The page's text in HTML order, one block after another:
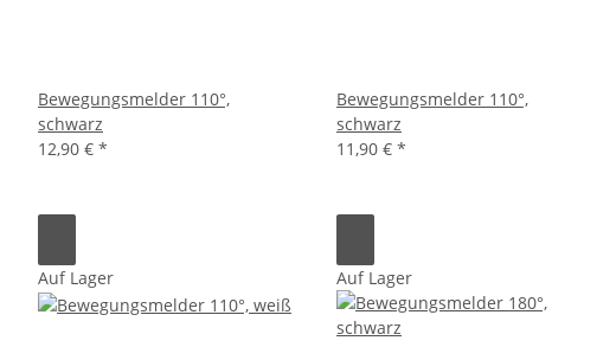
Bewegungsmelder 110°,
schwarz
12,90 € *
Bewegungsmelder 110°,
schwarz
11,90 € *
Auf Lager Auf Lager